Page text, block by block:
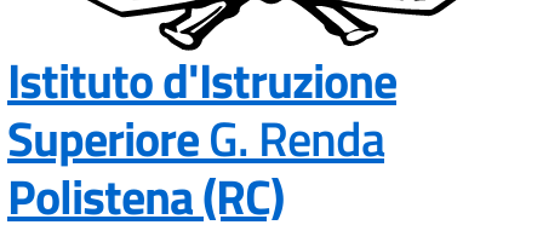
Istituto d'Istruzione
SuperioreG. Renda
Polistena (RC)— Visita la